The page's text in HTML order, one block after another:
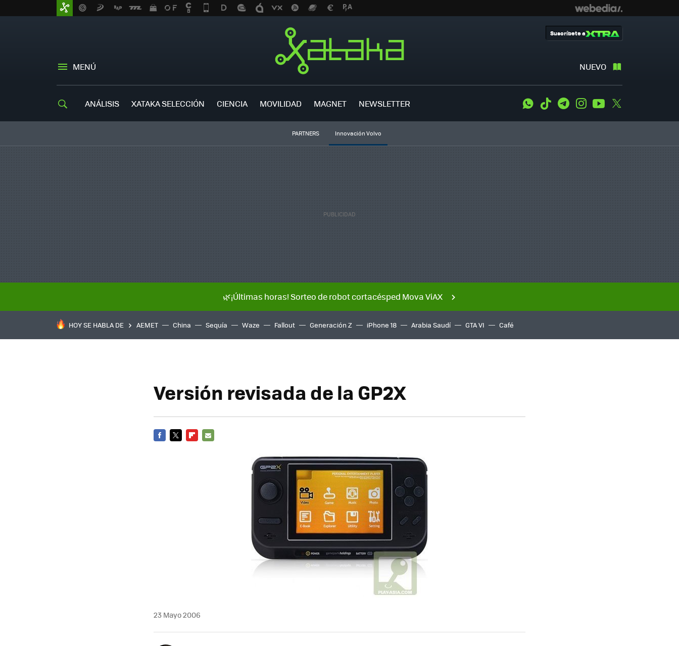
MENÚ NUEVO
Suscríbete a
ANÁLISIS XATAKA SELECCIÓN CIENCIA MOVILIDAD MAGNET NEWSLETTER WhatsApp
Tiktok TelegramInstagramYoutube
PARTNERS Innovación Volvo
🌿¡Últimas horas! Sorteo de robot cortacésped Mova ViAX
HOY SE HABLA DE AEMET China Sequía Waze Fallout Generación Z iPhone 18 Arabia Saudí GTA VI Café
Versión revisada de la GP2X
23 Mayo 2006